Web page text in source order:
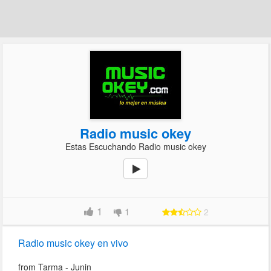
Radio music okey
Estas Escuchando Radio music okey
1 1 2
Radio music okey en vivo
from Tarma - Junin